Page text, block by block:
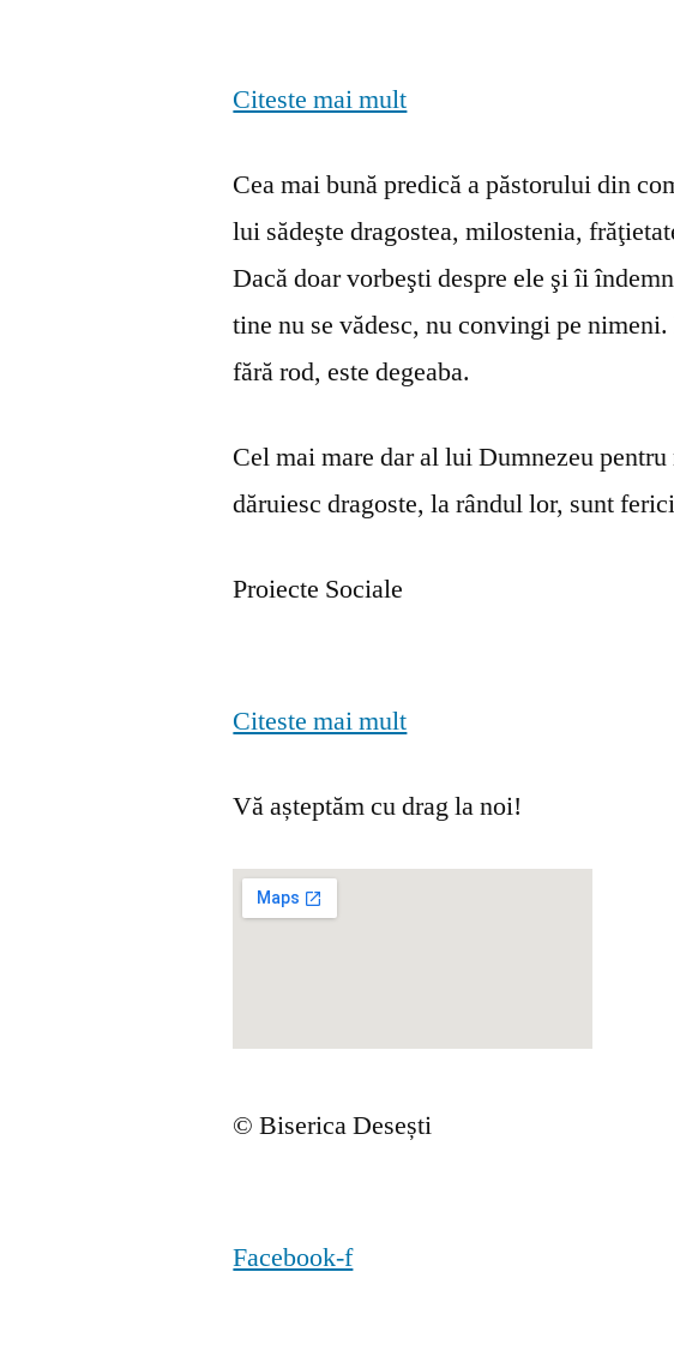
Citeste mai mult
Cea mai bună predică a păstorului din
lui sădeşte dragostea, milostenia,
Dacă doar vorbeşti despre ele şi îi
tine nu se vă­desc, nu convingi pe
fără rod, este degeaba.
Cel mai mare dar al lui Dumnezeu
dăruiesc dragoste, la rândul lor, sunt
Proiecte Sociale
Citeste mai mult
Vă așteptăm cu drag la noi!
© Biserica Desești
Facebook-f